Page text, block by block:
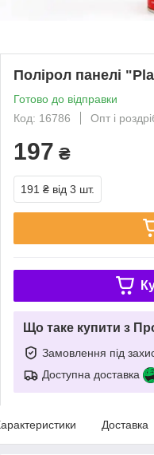
Полірол панелі
Готово до відправки
Код: 16786
Опт і
197 ₴
191 ₴ від 3 шт.
Що таке купити з
Замовлення під
Доступна доставка
Доставка